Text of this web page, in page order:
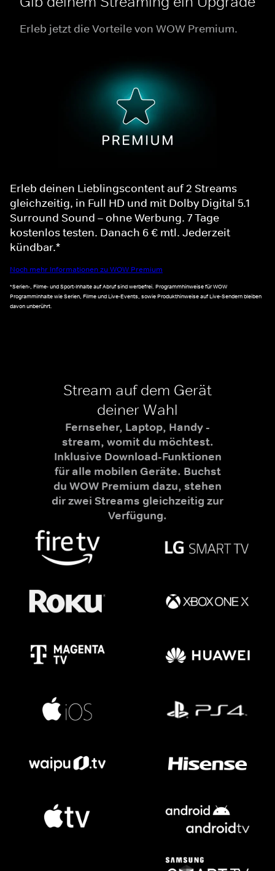
Erleb jetzt die Vorteile von WOW Premium.
Erleb deinen Lieblingscontent auf 2 Streams
gleichzeitig, in Full HD und mit Dolby Digital 5.1
Surround Sound – ohne Werbung. 7 Tage
kostenlos testen. Danach 6 € mtl. Jederzeit
kündbar.*
Noch mehr Informationen zu WOW Premium
*Serien-, Filme- und Sport-Inhalte auf Abruf sind werbefrei. Programmhinweise für WOW
Programminhalte wie Serien, Filme und Live-Events, sowie Produkthinweise auf Live-Sendern bleiben
davon unberührt.
Stream auf dem Gerät
deiner Wahl
Fernseher, Laptop, Handy -
stream, womit du möchtest.
Inklusive Download-Funktionen
für alle mobilen Geräte. Buchst
du WOW Premium dazu, stehen
dir zwei Streams gleichzeitig zur
Verfügung.